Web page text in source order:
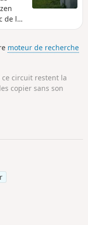
de la
dans
moteur de recherche
ce circuit restent la
copier sans son